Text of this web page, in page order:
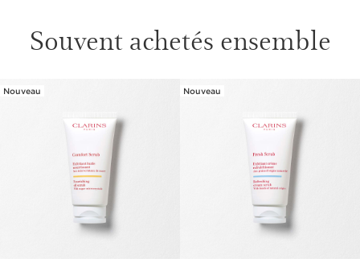
Souvent achetés ensemble
Nouveau Nouveau